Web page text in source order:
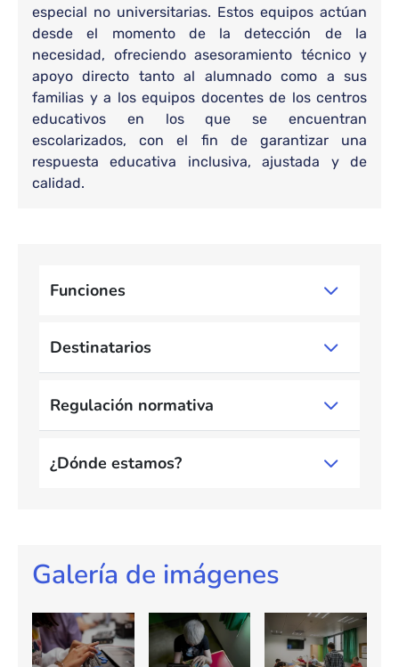
especial no universitarias. Estos equipos actúan
desde el momento de la detección de la
necesidad, ofreciendo asesoramiento técnico y
apoyo directo tanto al alumnado como a sus
familias y a los equipos docentes de los centros
educativos en los que se encuentran
escolarizados, con el fin de garantizar una
respuesta educativa inclusiva, ajustada y de
calidad.
Funciones
Destinatarios
Regulación normativa
¿Dónde estamos?
Bloque de contenido
Galería de imágenes